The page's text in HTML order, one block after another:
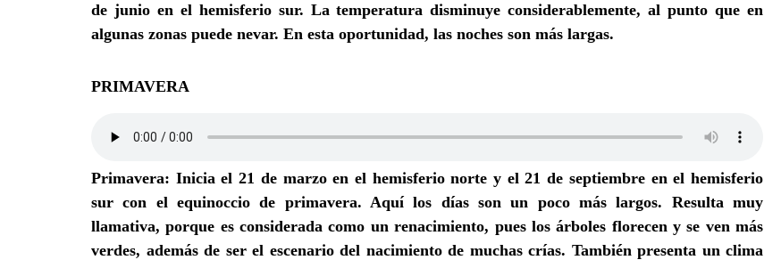
de junio en el hemisferio sur. La temperatura disminuye considerablemente, al punto que en
algunas zonas puede nevar. En esta oportunidad, las noches son más largas.
PRIMAVERA
Primavera: Inicia el 21 de marzo en el hemisferio norte y el 21 de septiembre en el hemisferio
sur con el equinoccio de primavera. Aquí los días son un poco más largos. Resulta muy
llamativa, porque es considerada como un renacimiento, pues los árboles florecen y se ven más
verdes, además de ser el escenario del nacimiento de muchas crías. También presenta un clima